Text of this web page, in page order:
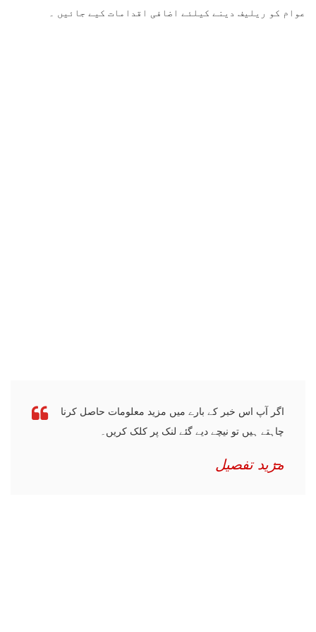
عوام کو ریلیف دینے کیلئے اضافی اقدامات کیے جائیں ۔
اگر آپ اس خبر کے بارے میں مزید معلومات حاصل کرنا
چاہتے ہیں تو نیچے دیے گئے لنک پر کلک کریں۔
مزید تفصیل